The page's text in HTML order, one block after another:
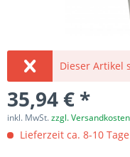
Dieser Artikel
35,94 € *
inkl. MwSt.zzgl. Versandkosten
Lieferzeit ca. 8-10 Tage